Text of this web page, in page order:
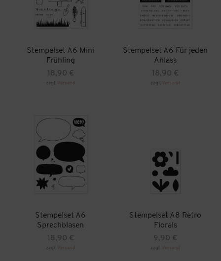
Stempelset A6 Mini
Frühling
18,90 €
zzgl. Versand
Stempelset A6 Für jeden
Anlass
18,90 €
zzgl. Versand
Stempelset A6
Sprechblasen
18,90 €
zzgl. Versand
Stempelset A8 Retro
Florals
9,90 €
zzgl. Versand